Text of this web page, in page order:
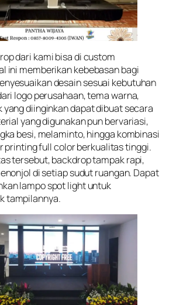
dari kami bisa di custom
ini memberikan kebebasan bagi
desain sesuai kebutuhan
logo perusahaan, tema warna,
yang diinginkan dapat dibuat secara
yang digunakan pun bervariasi,
besi, melaminto, hingga kombinasi
printing full color berkualitas tinggi.
tersebut, backdrop tampak rapi,
di setiap sudut ruangan. Dapat
lampo spot light untuk
tampilannya.